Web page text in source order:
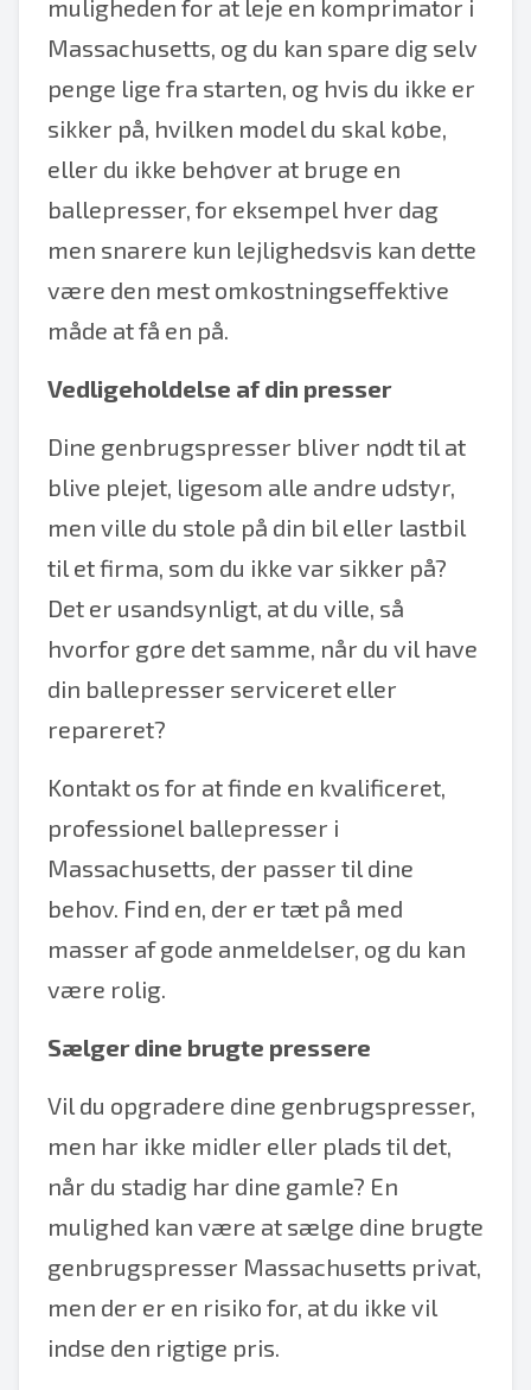
muligheden for at leje en komprimator i
Massachusetts, og du kan spare dig selv
penge lige fra starten, og hvis du ikke er
sikker på, hvilken model du skal købe,
eller du ikke behøver at bruge en
ballepresser, for eksempel hver dag
men snarere kun lejlighedsvis kan dette
være den mest omkostningseffektive
måde at få en på.
Vedligeholdelse af din presser
Dine genbrugspresser bliver nødt til at
blive plejet, ligesom alle andre udstyr,
men ville du stole på din bil eller lastbil
til et firma, som du ikke var sikker på?
Det er usandsynligt, at du ville, så
hvorfor gøre det samme, når du vil have
din ballepresser serviceret eller
repareret?
Kontakt os for at finde en kvalificeret,
professionel ballepresser i
Massachusetts, der passer til dine
behov. Find en, der er tæt på med
masser af gode anmeldelser, og du kan
være rolig.
Sælger dine brugte pressere
Vil du opgradere dine genbrugspresser,
men har ikke midler eller plads til det,
når du stadig har dine gamle? En
mulighed kan være at sælge dine brugte
genbrugspresser Massachusetts privat,
men der er en risiko for, at du ikke vil
indse den rigtige pris.